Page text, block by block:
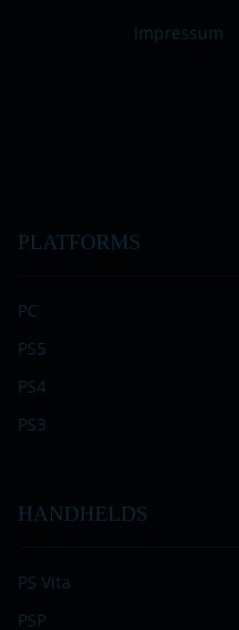
Impressum
PLATFORMS
PC
PS5
PS4
PS3
HANDHELDS
PS Vita
PSP